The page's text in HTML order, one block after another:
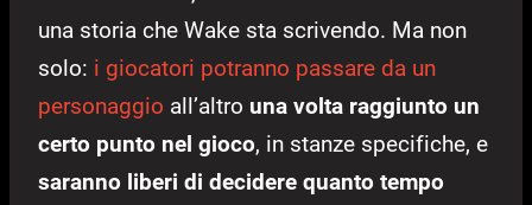
una storia che Wake sta scrivendo. Ma non
solo: i giocatori potranno passare da un
personaggio all’altro una volta raggiunto un
certo punto nel gioco, in stanze specifiche, e
saranno liberi di decidere quanto tempo